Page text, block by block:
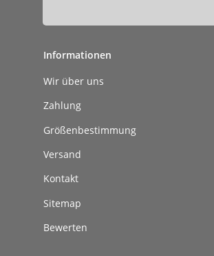
Informationen
Wir über uns
Zahlung
Größenbestimmung
Versand
Kontakt
Sitemap
Bewerten